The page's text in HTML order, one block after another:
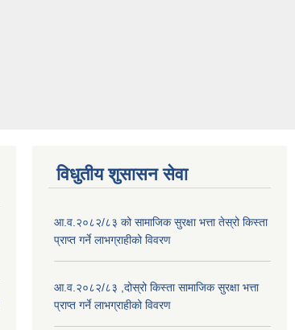
विधुतीय शुसासन सेवा
आ.व.२०८२/८३ को सामाजिक सुरक्षा भत्ता तेस्रो किस्ता
प्राप्त गर्ने लाभग्राहीको विवरण
आ.व.२०८२/८३ ,दोस्रो किस्ता सामाजिक सुरक्षा भत्ता
प्राप्त गर्ने लाभग्राहीको विवरण